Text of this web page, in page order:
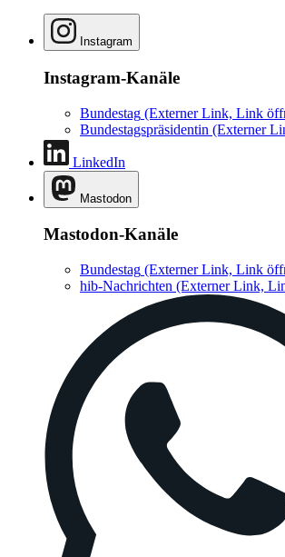
Instagram
Instagram-Kanäle
Bundestag (Externer Link, Link
Bundestagspräsidentin (Externer
LinkedIn
Mastodon
Mastodon-Kanäle
Bundestag (Externer Link, Link
hib-Nachrichten (Externer Link,